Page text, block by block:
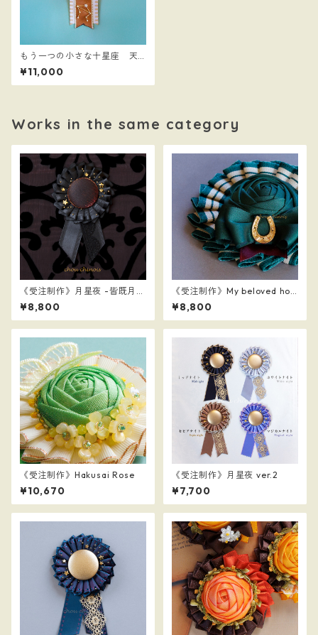
もう一つの小さな十星座 天
秤座
¥11,000
Works in the same category
《受注制作》月星夜 -皆既月
蝕- ver.2
¥8,800
《受注制作》My beloved hor
se
¥8,800
《受注制作》Hakusai Rose
¥10,670
《受注制作》月星夜 ver.2
¥7,700